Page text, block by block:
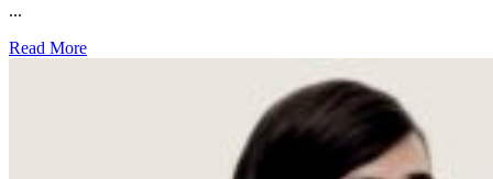
...
Read More